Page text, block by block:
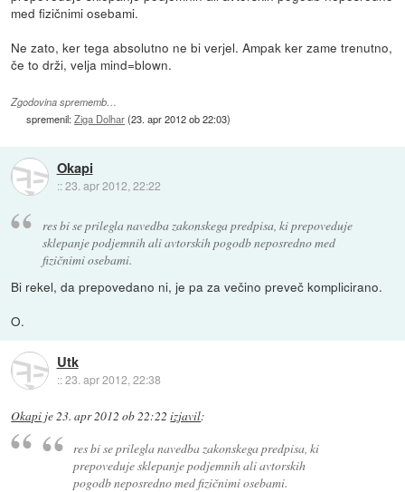
med fizičnimi osebami.
Ne zato, ker tega absolutno ne bi verjel. Ampak ker zame trenutno,
če to drži, velja mind=blown.
Zgodovina sprememb…
spremenil:Ziga Dolhar(23. apr 2012 ob 22:03)
Okapi
::23. apr 2012, 22:22
res bi se prilegla navedba zakonskega predpisa, ki prepoveduje
sklepanje podjemnih ali avtorskih pogodb neposredno med
fizičnimi osebami.
Bi rekel, da prepovedano ni, je pa za večino preveč komplicirano.
O.
Utk
::23. apr 2012, 22:38
Okapi je 23. apr 2012 ob 22:22 izjavil:
res bi se prilegla navedba zakonskega predpisa, ki
prepoveduje sklepanje podjemnih ali avtorskih
pogodb neposredno med fizičnimi osebami.